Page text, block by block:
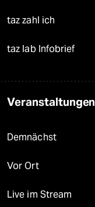
taz zahl ich
taz lab Infobrief
Veranstaltungen
Demnächst
Vor Ort
Live im Stream